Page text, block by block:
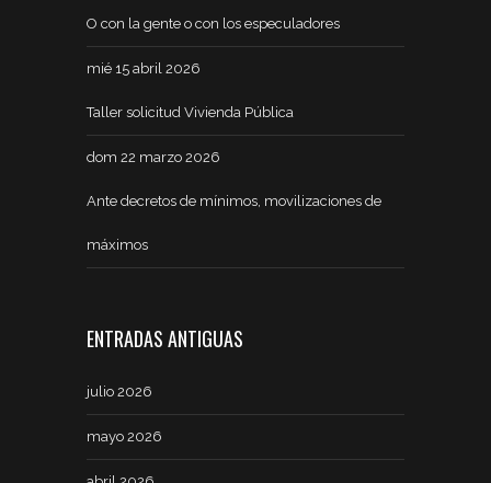
O con la gente o con los especuladores
mié 15 abril 2026
Taller solicitud Vivienda Pública
dom 22 marzo 2026
Ante decretos de mínimos, movilizaciones de
máximos
ENTRADAS ANTIGUAS
julio 2026
mayo 2026